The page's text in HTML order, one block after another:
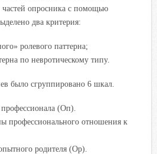
опросника с помощью
два критерия:
ролевого паттерна;
по невротическому типу.
было сгруппировано 6 шкал.
(Оп).
профессионального отношения к
родителя (Ор).